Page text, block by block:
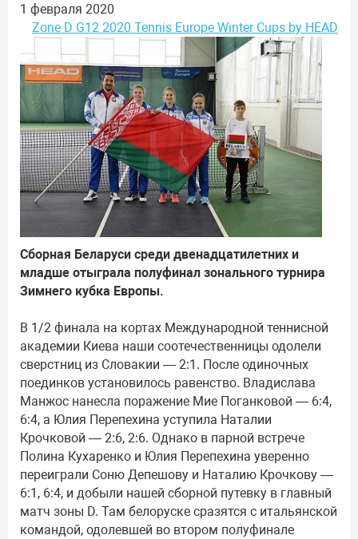
1 февраля 2020
Zone D G12 2020 Tennis Europe Winter Cups by HEAD
Сборная Беларуси среди двенадцатилетних и
младше отыграла полуфинал зонального турнира
Зимнего кубка Европы.
В 1/2 финала на кортах Международной теннисной
академии Киева наши соотечественницы одолели
сверстниц из Словакии — 2:1. После одиночных
поединков установилось равенство. Владислава
Манжос нанесла поражение Мие Поганковой — 6:4,
6:4, а Юлия Перепехина уступила Наталии
Крочковой — 2:6, 2:6. Однако в парной встрече
Полина Кухаренко и Юлия Перепехина уверенно
переиграли Соню Депешову и Наталию Крочкову —
6:1, 6:4, и добыли нашей сборной путевку в главный
матч зоны D. Там белоруске сразятся с итальянской
командой, одолевшей во втором полуфинале